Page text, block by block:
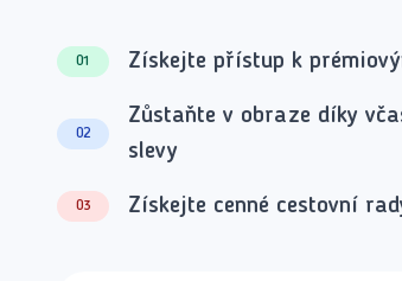
01 Získejte přístup k
02
Zůstaňte v obraze díky
slevy
03 Získejte cenné cestovní